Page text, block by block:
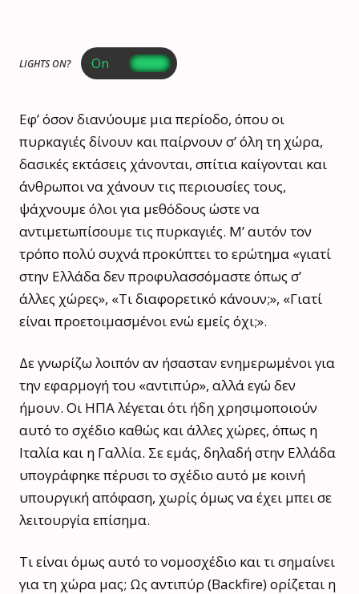
LIGHTS ON?
Eφ’ όσον διανύουμε μια περίοδο, όπου οι
πυρκαγιές δίνουν και παίρνουν σ’ όλη τη χώρα,
δασικές εκτάσεις χάνονται, σπίτια καίγονται και
άνθρωποι να χάνουν τις περιουσίες τους,
ψάχνουμε όλοι για μεθόδους ώστε να
αντιμετωπίσουμε τις πυρκαγιές. Μ’ αυτόν τον
τρόπο πολύ συχνά προκύπτει το ερώτημα «γιατί
στην Ελλάδα δεν προφυλασσόμαστε όπως σ’
άλλες χώρες», «Τι διαφορετικό κάνουν;», «Γιατί
είναι προετοιμασμένοι ενώ εμείς όχι;».
Δε γνωρίζω λοιπόν αν ήσασταν ενημερωμένοι για
την εφαρμογή του «αντιπύρ», αλλά εγώ δεν
ήμουν. Οι ΗΠΑ λέγεται ότι ήδη χρησιμοποιούν
αυτό το σχέδιο καθώς και άλλες χώρες, όπως η
Ιταλία και η Γαλλία. Σε εμάς, δηλαδή στην Ελλάδα
υπογράφηκε πέρυσι το σχέδιο αυτό με κοινή
υπουργική απόφαση, χωρίς όμως να έχει μπει σε
λειτουργία επίσημα.
Τι είναι όμως αυτό το νομοσχέδιο και τι σημαίνει
για τη χώρα μας; Ως αντιπύρ (Βackfire) ορίζεται η